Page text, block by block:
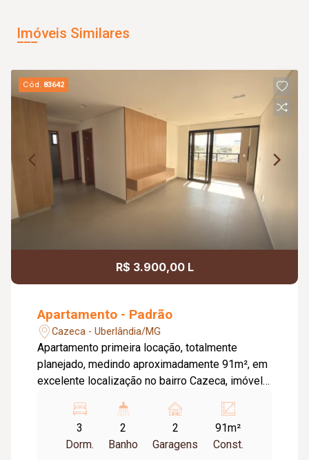
Imóveis Similares
Cód. 83642
R$ 3.900,00 L
Apartamento - Padrão
Cazeca - Uberlândia/MG
Apartamento primeira locação, totalmente
planejado, medindo aproximadamente 91m², em
excelente localização no bairro Cazeca, imóvel
com painel, 03 quartos com armários sendo 01
suite, varanda gourmet com churrasqueira a
carvão, cozinha planejada, banheiro social,
3
Dorm.
2
Banho
2
Garagens
91m²
Const.